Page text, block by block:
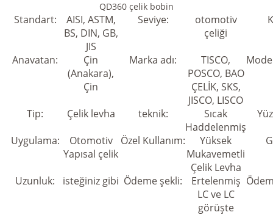
QD360 çelik bobin
Standart:
AISI, ASTM,
BS, DIN, GB,
JIS
Seviye:
otomotiv
çeliği
Anavatan:
Çin
(Anakara),
Çin
Marka adı:
TISCO,
POSCO, BAO
ÇELİK, SKS,
JISCO, LISCO
Tip: Çelik levha teknik:
Sıcak
Haddelenmiş
Uygulama:
Otomotiv
Yapısal çelik
Özel Kullanım:
Yüksek
Mukavemetli
Çelik Levha
Uzunluk: isteğiniz gibi Ödeme şekli:
Ertelenmiş
LC ve LC
görüşte